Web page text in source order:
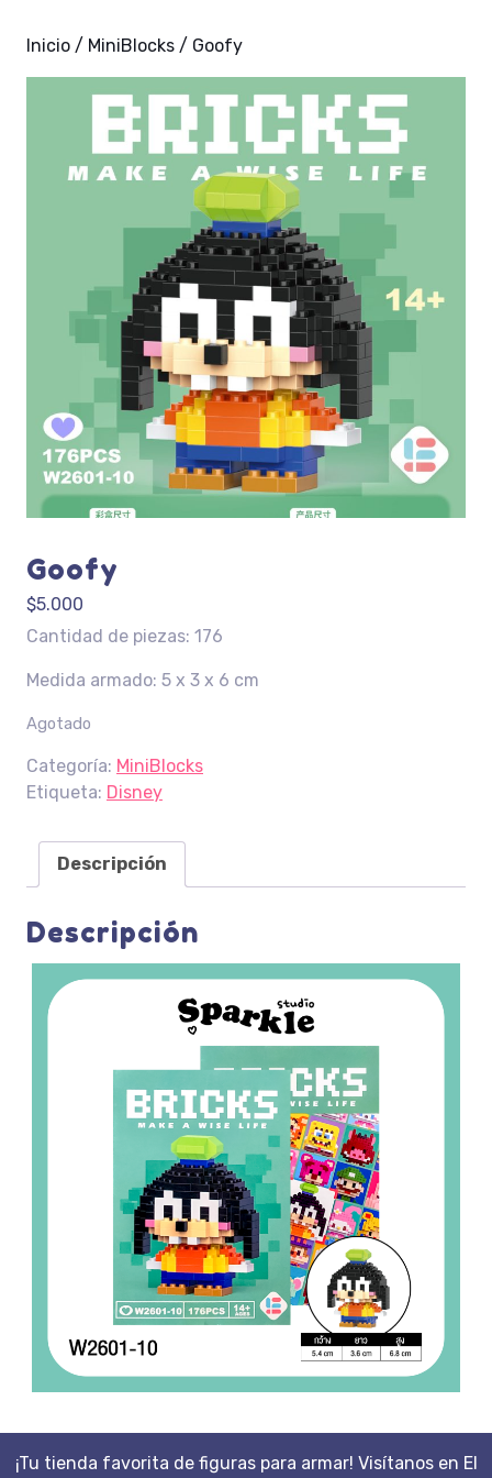
Inicio / MiniBlocks / Goofy
Goofy
$5.000
Cantidad de piezas: 176
Medida armado: 5 x 3 x 6 cm
Agotado
Categoría: MiniBlocks
Etiqueta: Disney
Descripción
Descripción
¡Tu tienda favorita de figuras para armar! Visítanos en El